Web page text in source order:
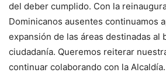
del deber cumplido. Con la
Dominicanos ausentes continuamos
expansión de las áreas destinadas al
ciudadanía. Queremos reiterar
continuar colaborando con la Alcaldía.